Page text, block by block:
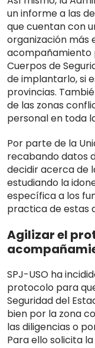
un informe a las
que cuentan con
organización más
acompañamiento
Cuerpos de
de implantarlo, si
provincias.
de las zonas
personal en toda
Por parte de la
recabando datos
decidir acerca de
estudiando la
específica a los
practica de estas
Agilizar el
SPJ-USO ha
protocolo para
Seguridad del
bien por la zona
las diligencias o
Para ello solicita